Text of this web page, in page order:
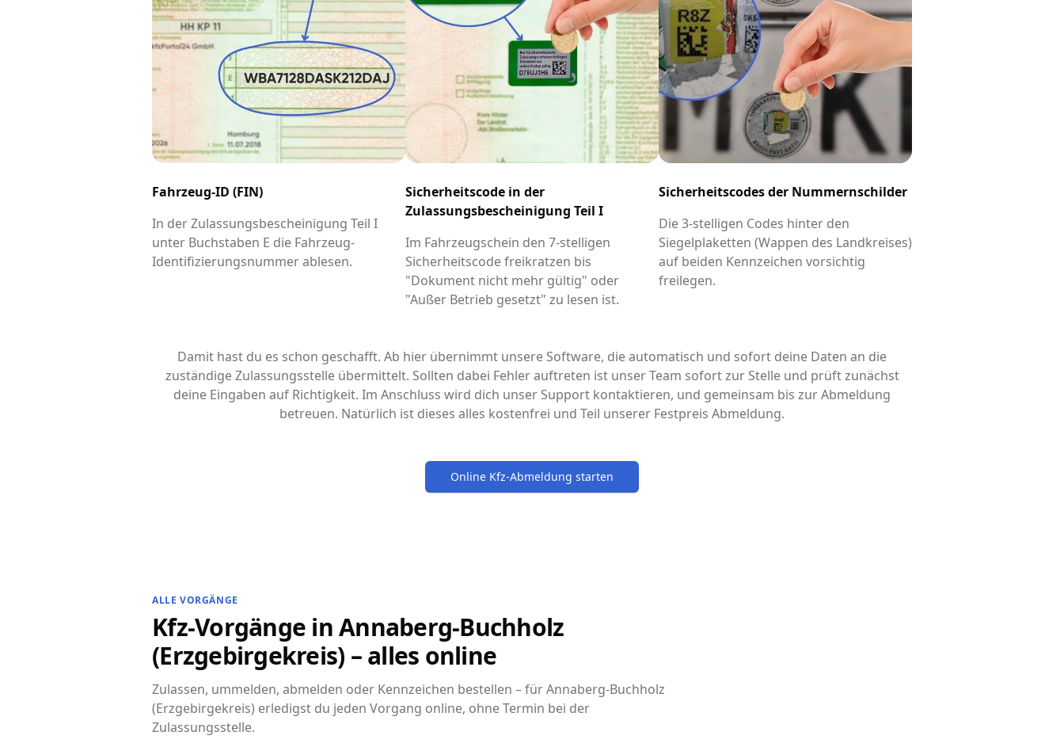
Fahrzeug-ID (FIN)
In der Zulassungsbescheinigung Teil I
unter Buchstaben E die Fahrzeug-
Identifizierungsnummer ablesen.
Sicherheitscode in der
Zulassungsbescheinigung Teil I
Im Fahrzeugschein den 7-stelligen
Sicherheitscode freikratzen bis
"Dokument nicht mehr gültig" oder
"Außer Betrieb gesetzt" zu lesen ist.
Sicherheitscodes der Nummernschilder
Die 3-stelligen Codes hinter den
Siegelplaketten (Wappen des Landkreises)
auf beiden Kennzeichen vorsichtig
freilegen.
Damit hast du es schon geschafft. Ab hier übernimmt unsere Software, die automatisch und sofort deine Daten an die
zuständige Zulassungsstelle übermittelt. Sollten dabei Fehler auftreten ist unser Team sofort zur Stelle und prüft zunächst
deine Eingaben auf Richtigkeit. Im Anschluss wird dich unser Support kontaktieren, und gemeinsam bis zur Abmeldung
betreuen. Natürlich ist dieses alles kostenfrei und Teil unserer Festpreis Abmeldung.
Online Kfz-Abmeldung starten
ALLE VORGÄNGE
Kfz-Vorgänge in Annaberg-Buchholz
(Erzgebirgekreis) – alles online
Zulassen, ummelden, abmelden oder Kennzeichen bestellen – für Annaberg-Buchholz
(Erzgebirgekreis) erledigst du jeden Vorgang online, ohne Termin bei der
Zulassungsstelle.